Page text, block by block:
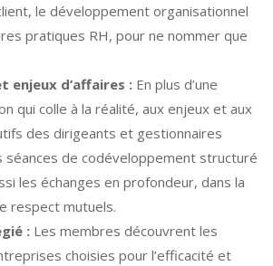
le développement organisationnel
pratiques RH, pour ne nommer que
enjeux d’affaires : En plus d’une
qui colle à la réalité, aux enjeux et aux
des dirigeants et gestionnaires
séances de codéveloppement structuré
les échanges en profondeur, dans la
respect mutuels.
: Les membres découvrent les
choisies pour l’efficacité et